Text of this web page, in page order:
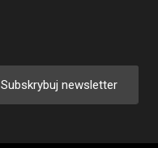
Subskrybuj newsletter